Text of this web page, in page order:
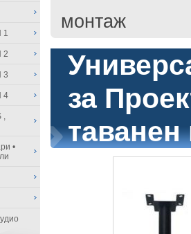
1
2
3
4
,
•
монтаж
за